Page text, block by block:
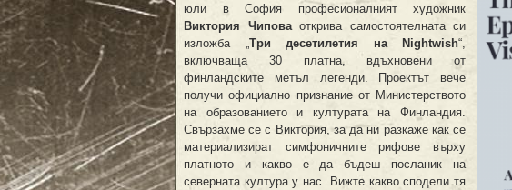
юли в София професионалният художник
Виктория Чиповаоткрива самостоятелната си
изложба „ Три десетилетия на Nightwish“,
включваща 30 платна, вдъхновени от
финландските метъл легенди. Проектът вече
получи официално признание от Министерството
на образованието и културата на Финландия.
Свързахме се с Виктория, за да ни разкаже как се
материализират симфоничните рифове върху
платното и какво е да бъдеш посланик на
северната култура у нас. Вижте какво сподели тя